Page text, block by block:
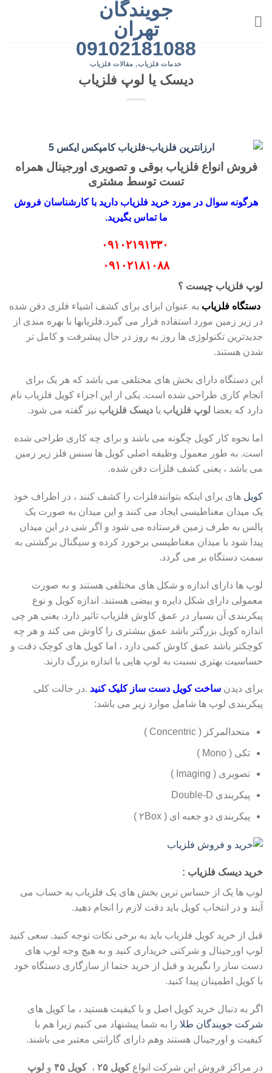
جویندگان
تهران
09102181088
خدمات فلزیاب, مقالات فلزیاب
دیسک یا لوپ فلزیاب
فروش انواع فلزیاب بوقی و تصویری اورجینال همراه
تست توسط مشتری
هرگونه سوال در مورد خرید فلزیاب دارید با کارشناسان فروش
ما تماس بگیرید.
۰۹۱۰۲۱۹۱۳۳۰
۰۹۱۰۲۱۸۱۰۸۸
لوپ فلزیاب چیست ؟
دستگاه فلزیاب به عنوان ابزای برای کشف اشیاء فلزی دفن شده
در زیر زمین مورد استفاده قرار می گیرد.فلزیابها با بهره مندی از
جدیدترین تکنولوژی ها روز به روز در حال پیشرفت و کامل تر
شدن هستند.
این دستگاه دارای بخش های مختلفی می باشد که هر یک برای
انجام کاری طراحی شده است. یکی از این اجزاء کویل فلزیاب نام
دارد که بعضا لوپ فلزیاب یا دیسک فلزیاب نیز گفته می شود.
اما نحوه کار کویل چگونه می باشد و برای چه کاری طراحی شده
است. به طور معمول وظیفه اصلی کویل ها سنس فلز زیر زمین
می باشد ، یعنی کشف فلزات دفن شده.
کویل های برای اینکه بتوانندفلزات را کشف کنند ، در اطراف خود
یک میدان مغناطیسی ایجاد می کنند و این میدان به صورت یک
پالس به طرف زمین فرستاده می شود و اگر شی در این میدان
پیدا شود با میدان مغناطیسی برخورد کرده و سیگنال برگشتی به
سمت دستگاه بر می گردد.
لوپ ها دارای اندازه و شکل های مختلفی هستند و به صورت
معمولی دارای شکل دایره و بیضی هستند. اندازه کویل و نوع
پیکربندی آن بسیار در عمق کاوش فلزیاب تاثیر دارد. یعنی هر چی
اندازه کویل بزرگتر باشد عمق بیشتری را کاوش می کند و هر چه
کوچکتر باشد عمق کاوش کمی دارد ، اما کویل های کوچک دقت و
حساسیت بهتری نسبت به لوپ هایی با اندازه بزرگ دارند.
برای دیدن ساخت کویل دست ساز کلیک کنید .در حالت کلی
پیکربندی لوپ ها شامل موارد زیر می باشد:
متحدالمرکز ( Concentric )
تکی ( Mono )
تصویری ( Imaging )
پیکربندی Double-D
پیکربندی دو جعبه ای ( ۲Box )
خرید دیسک فلزیاب :
لوپ ها یک از حساس ترین بخش های یک فلزیاب به حساب می
آیند و در انتخاب کویل باید دقت لازم را انجام دهید.
قبل از خرید کویل فلزیاب باید به برخی نکات توجه کنید. سعی کنید
لوپ اورجینال و شرکتی خریداری کنید و به هیچ وجه لوپ های
دست ساز را نگیرید و قبل از خرید حتما از سازگاری دستگاه خود
با کویل اطمینان پیدا کنید.
اگر به دنبال خرید کویل اصل و با کیفیت هستید ، ما کویل های
شرکت جویندگان طلا را به شما پیشنهاد می کنیم زیرا هم با
کیفیت و اورجینال هستند وهم دارای گارانتی معتبر می باشند.
در مراکز فروش این شرکت انواعکویل ۲۵ ،کویل ۴۵ و لوپ